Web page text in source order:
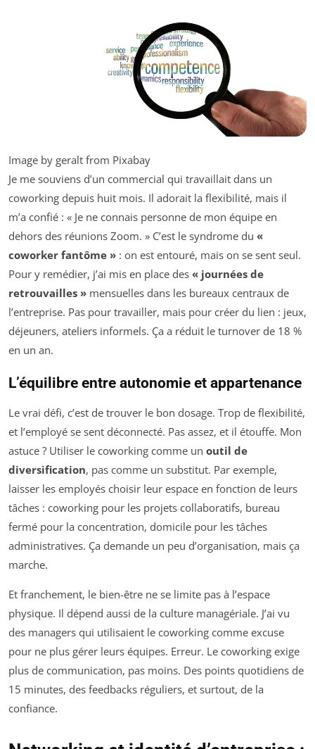
Image by geralt from Pixabay
Je me souviens d’un commercial qui travaillait dans un
coworking depuis huit mois. Il adorait la flexibilité, mais il
m’a confié : « Je ne connais personne de mon équipe en
dehors des réunions Zoom. » C’est le syndrome du «
coworker fantôme » : on est entouré, mais on se sent seul.
Pour y remédier, j’ai mis en place des « journées de
retrouvailles » mensuelles dans les bureaux centraux de
l’entreprise. Pas pour travailler, mais pour créer du lien : jeux,
déjeuners, ateliers informels. Ça a réduit le turnover de 18 %
en un an.
L’équilibre entre autonomie et appartenance
Le vrai défi, c’est de trouver le bon dosage. Trop de flexibilité,
et l’employé se sent déconnecté. Pas assez, et il étouffe. Mon
astuce ? Utiliser le coworking comme un outil de
diversification, pas comme un substitut. Par exemple,
laisser les employés choisir leur espace en fonction de leurs
tâches : coworking pour les projets collaboratifs, bureau
fermé pour la concentration, domicile pour les tâches
administratives. Ça demande un peu d’organisation, mais ça
marche.
Et franchement, le bien-être ne se limite pas à l’espace
physique. Il dépend aussi de la culture managériale. J’ai vu
des managers qui utilisaient le coworking comme excuse
pour ne plus gérer leurs équipes. Erreur. Le coworking exige
plus de communication, pas moins. Des points quotidiens de
15 minutes, des feedbacks réguliers, et surtout, de la
confiance.